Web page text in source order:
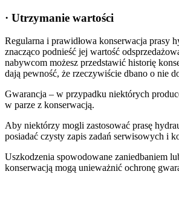
· Utrzymanie wartości
Regularna i prawidłowa konserwacja prasy
znacząco podnieść jej wartość
nabywcom możesz przedstawić historię
dają pewność, że rzeczywiście dbano o nie
Gwarancja – w przypadku niektórych
w parze z konserwacją.
Aby niektórzy mogli zastosować prasę
posiadać czysty zapis zadań serwisowych i
Uszkodzenia spowodowane zaniedbaniem
konserwacją mogą unieważnić ochronę